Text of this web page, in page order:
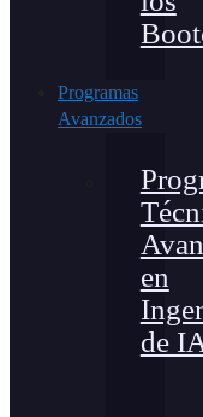
Programas
Avanzados
en
de